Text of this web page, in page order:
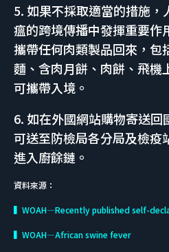
5. 如果不採取適當的措施
瘟的跨境傳播中發揮重要作
攜帶任何肉類製品回來，包
麵、含肉月餅、肉餅、飛機
可攜帶入境。
6. 如在外國網站購物寄送回
可送至防檢局各分局及檢疫
進入廚餘鏈。
資料來源：
▍WOAH—Recently published self-
▍WOAH—African swine fever